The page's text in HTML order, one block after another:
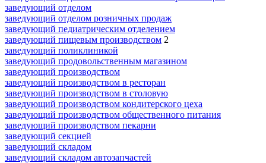
заведующий отделом
заведующий отделом розничных продаж
заведующий педиатрическим отделением
заведующий пищевым производством 2
заведующий поликлиникой
заведующий продовольственным магазином
заведующий производством
заведующий производством в ресторан
заведующий производством в столовую
заведующий производством кондитерского цеха
заведующий производством общественного питания
заведующий производством пекарни
заведующий секцией
заведующий складом
заведующий складом автозапчастей